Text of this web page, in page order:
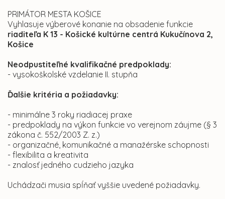
PRIMÁTOR MESTA KOŠICE
Vyhlasuje výberové konanie na obsadenie funkcie
riaditeľa K 13 - Košické kultúrne centrá Kukučínova 2,
Košice
Neodpustiteľné kvalifikačné predpoklady:
- vysokoškolské vzdelanie II. stupňa
Ďalšie kritéria a požiadavky:
- minimálne 3 roky riadiacej praxe
- predpoklady na výkon funkcie vo verejnom záujme (§ 3
zákona č. 552/2003 Z. z.)
- organizačné, komunikačné a manažérske schopnosti
- flexibilita a kreativita
- znalosť jedného cudzieho jazyka
Uchádzači musia spĺňať vyššie uvedené požiadavky.